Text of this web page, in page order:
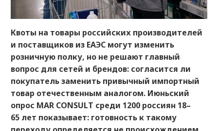
Квоты на товары российских производителей
и поставщиков из ЕАЭС могут изменить
розничную полку, но не решают главный
вопрос для сетей и брендов: согласится ли
покупатель заменить привычный импортный
товар отечественным аналогом. Июньский
опрос MAR CONSULT среди 1200 россиян 18–
65 лет показывает: готовность к такому